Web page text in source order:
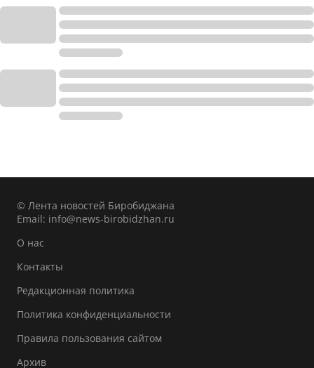
© Лента новостей Биробиджана
Email: info@news-birobidzhan.ru
О нас
Контакты
Редакционная политика
Политика конфиденциальности
Правила пользования сайтом
Архив